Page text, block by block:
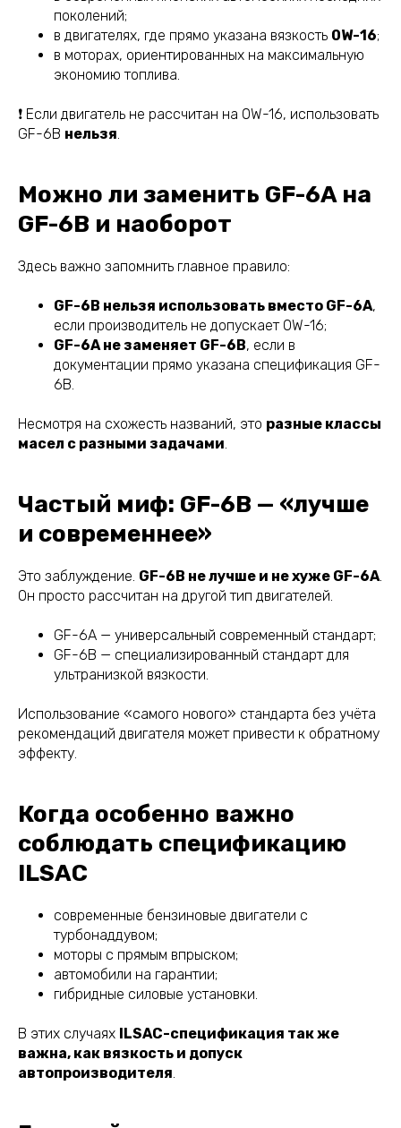
поколений;
в двигателях, где прямо указана вязкость 0W-16;
в моторах, ориентированных на максимальную
экономию топлива.
❗ Если двигатель не рассчитан на 0W-16, использовать
GF-6B нельзя.
Можно ли заменить GF-6A на
GF-6B и наоборот
Здесь важно запомнить главное правило:
GF-6B нельзя использовать вместо GF-6A,
если производитель не допускает 0W-16;
GF-6A не заменяет GF-6B, если в
документации прямо указана спецификация GF-
6B.
Несмотря на схожесть названий, это разные классы
масел с разными задачами.
Частый миф: GF-6B — «лучше
и современнее»
Это заблуждение. GF-6B не лучше и не хуже GF-6A.
Он просто рассчитан на другой тип двигателей.
GF-6A — универсальный современный стандарт;
GF-6B — специализированный стандарт для
ультранизкой вязкости.
Использование «самого нового» стандарта без учёта
рекомендаций двигателя может привести к обратному
эффекту.
Когда особенно важно
соблюдать спецификацию
ILSAC
современные бензиновые двигатели с
турбонаддувом;
моторы с прямым впрыском;
автомобили на гарантии;
гибридные силовые установки.
В этих случаях ILSAC-спецификация так же
важна, как вязкость и допуск
автопроизводителя.